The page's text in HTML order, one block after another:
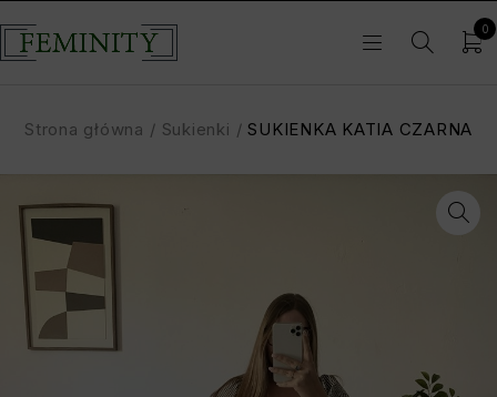
0
Strona główna / Sukienki / SUKIENKA KATIA CZARNA